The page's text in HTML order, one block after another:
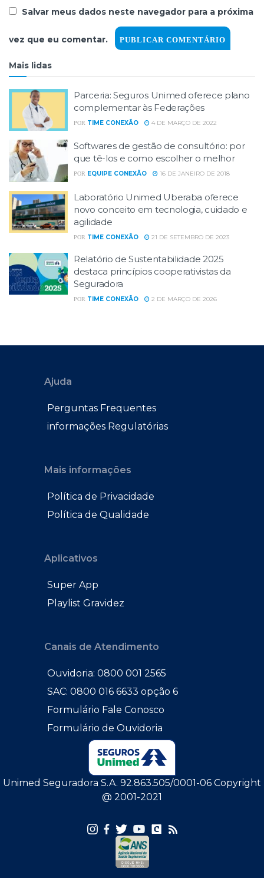
Salvar meus dados neste navegador para a próxima
vez que eu comentar.
Mais lidas
Parceria: Seguros Unimed oferece plano
complementar às Federações
POR TIME CONEXÃO 4 DE MARÇO DE 2022
Softwares de gestão de consultório: por
que tê-los e como escolher o melhor
POR EQUIPE CONEXÃO 16 DE JANEIRO DE 2018
Laboratório Unimed Uberaba oferece
novo conceito em tecnologia, cuidado e
agilidade
POR TIME CONEXÃO 21 DE SETEMBRO DE 2023
Relatório de Sustentabilidade 2025
destaca princípios cooperativistas da
Seguradora
POR TIME CONEXÃO 2 DE MARÇO DE 2026
Ajuda
Perguntas Frequentes
informações Regulatórias
Mais informações
Política de Privacidade
Política de Qualidade
Aplicativos
Super App
Playlist Gravidez
Canais de Atendimento
Ouvidoria: 0800 001 2565
SAC: 0800 016 6633 opção 6
Formulário Fale Conosco
Formulário de Ouvidoria
Unimed Seguradora S.A. 92.863.505/0001-06 Copyright
@ 2001-2021